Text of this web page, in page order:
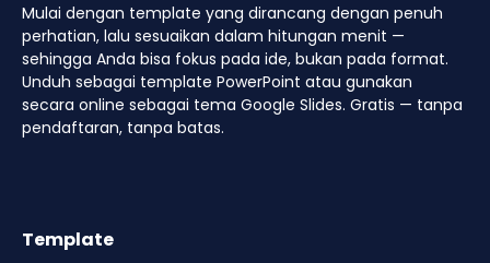
Mulai dengan template yang dirancang dengan penuh
perhatian, lalu sesuaikan dalam hitungan menit —
sehingga Anda bisa fokus pada ide, bukan pada format.
Unduh sebagai template PowerPoint atau gunakan
secara online sebagai tema Google Slides. Gratis — tanpa
pendaftaran, tanpa batas.
Template